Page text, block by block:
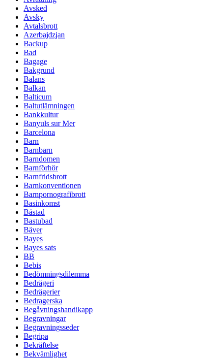
Avsked
Avsky
Avtalsbrott
Azerbajdzjan
Backup
Bad
Bagage
Bakgrund
Balans
Balkan
Balticum
Baltutlämningen
Bankkultur
Banyuls sur Mer
Barcelona
Barn
Barnbarn
Barndomen
Barnförhör
Barnfridsbrott
Barnkonventionen
Barnpornografibrott
Basinkomst
Båstad
Bastubad
Bäver
Bayes
Bayes sats
BB
Bebis
Bedömningsdilemma
Bedrägeri
Bedrägerier
Bedragerska
Begåvningshandikapp
Begravningar
Begravningsseder
Begripa
Bekräftelse
Bekvämlighet